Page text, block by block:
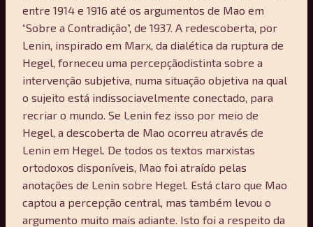
entre 1914 e 1916 até os argumentos de Mao em
“Sobre a Contradição”, de 1937. A redescoberta, por
Lenin, inspirado em Marx, da dialética da ruptura de
Hegel, forneceu uma percepçãodistinta sobre a
intervenção subjetiva, numa situação objetiva na qual
o sujeito está indissociavelmente conectado, para
recriar o mundo. Se Lenin fez isso por meio de
Hegel, a descoberta de Mao ocorreu através de
Lenin em Hegel. De todos os textos marxistas
ortodoxos disponíveis, Mao foi atraído pelas
anotações de Lenin sobre Hegel. Está claro que Mao
captou a percepção central, mas também levou o
argumento muito mais adiante. Isto foi a respeito da